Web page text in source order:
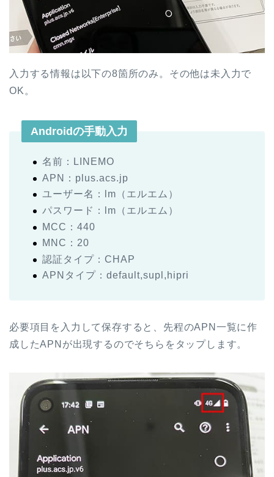
入力する情報は以下の8箇所のみ。その他は未入力で
OK。
Androidの手動入力
名前：LINEMO
APN：plus.acs.jp
ユーザー名：lm（エルエム）
パスワード：lm（エルエム）
MCC：440
MNC：20
認証タイプ：CHAP
APNタイプ：default,supl,hipri
必要項目を入力して保存すると、先程のAPN一覧に作
成したAPNが出現するのでそちらをタップします。